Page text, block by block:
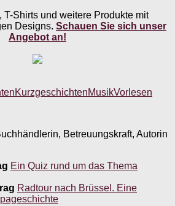
T-Shirts und weitere Produkte mit
Designs. Schauen Sie sich unser
Angebot an!
KurzgeschichtenMusikVorlesen
Betreuungskraft, Autorin
Ein Quiz rund um das Thema
Radtour nach Brüssel. Eine